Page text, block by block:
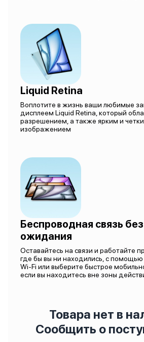
Liquid Retina
Воплотите в жизнь ваши любимые
дисплеем Liquid Retina, который
разрешением, а также ярким и
изображением
Беспроводная связь без
ожидания
Оставайтесь на связи и работайте
где бы вы ни находились, с помощью
Wi-Fi или выберите быстрое
если вы находитесь вне зоны
Товара нет в
Сообщить о